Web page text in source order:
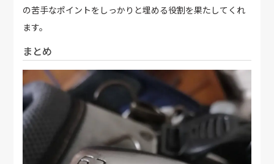
の苦手なポイントをしっかりと埋める役割を果たしてくれ
ます。
まとめ